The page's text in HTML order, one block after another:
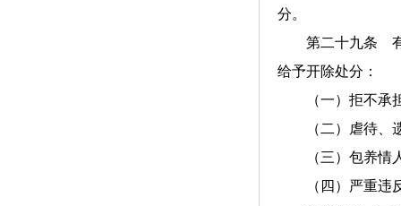
分。
第二十九条 有下
给予开除处分：
（一）拒不承担
（二）虐待、遗
（三）包养情
（四）严重违反